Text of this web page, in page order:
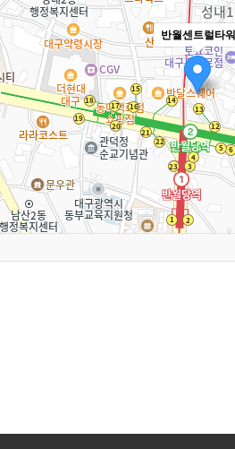
반월센트럴타워